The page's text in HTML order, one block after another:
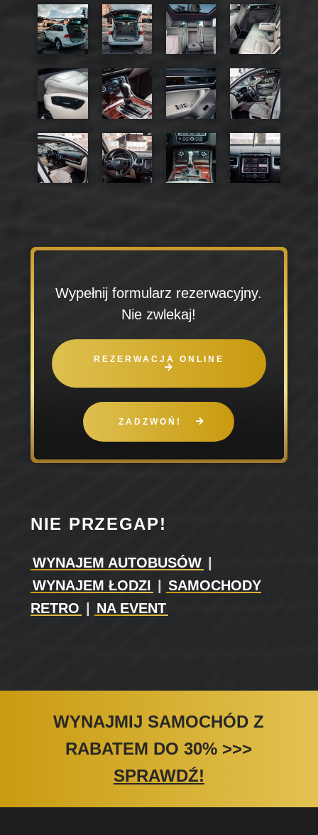
Wypełnij formularz rezerwacyjny.
Nie zwlekaj!
REZERWACJA ONLINE
ZADZWOŃ!
NIE PRZEGAP!
WYNAJEM AUTOBUSÓW
WYNAJEM ŁODZI
SAMOCHODY
RETRO
NA EVENT
WYNAJMIJ SAMOCHÓD Z
RABATEM DO 30% >>>
SPRAWDŹ!